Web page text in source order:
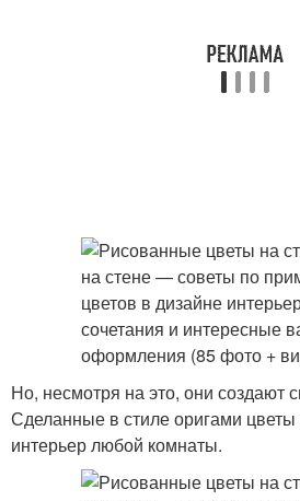
Но, несмотря на это, они создают
Сделанные в стиле оригами
интерьер любой комнаты.